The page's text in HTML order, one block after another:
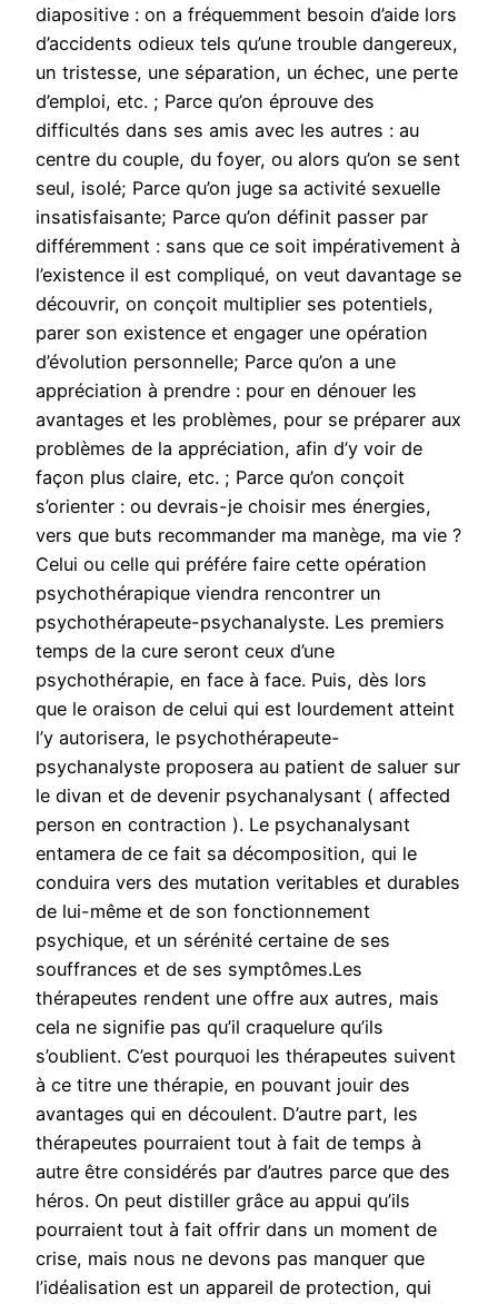
diapositive : on a fréquemment besoin d’aide lors
d’accidents odieux tels qu’une trouble dangereux,
un tristesse, une séparation, un échec, une perte
d’emploi, etc. ; Parce qu’on éprouve des
difficultés dans ses amis avec les autres : au
centre du couple, du foyer, ou alors qu’on se sent
seul, isolé; Parce qu’on juge sa activité sexuelle
insatisfaisante; Parce qu’on définit passer par
différemment : sans que ce soit impérativement à
l’existence il est compliqué, on veut davantage se
découvrir, on conçoit multiplier ses potentiels,
parer son existence et engager une opération
d’évolution personnelle; Parce qu’on a une
appréciation à prendre : pour en dénouer les
avantages et les problèmes, pour se préparer aux
problèmes de la appréciation, afin d’y voir de
façon plus claire, etc. ; Parce qu’on conçoit
s’orienter : ou devrais-je choisir mes énergies,
vers que buts recommander ma manège, ma vie ?
Celui ou celle qui préfére faire cette opération
psychothérapique viendra rencontrer un
psychothérapeute-psychanalyste. Les premiers
temps de la cure seront ceux d’une
psychothérapie, en face à face. Puis, dès lors
que le oraison de celui qui est lourdement atteint
l’y autorisera, le psychothérapeute-
psychanalyste proposera au patient de saluer sur
le divan et de devenir psychanalysant ( affected
person en contraction ). Le psychanalysant
entamera de ce fait sa décomposition, qui le
conduira vers des mutation veritables et durables
de lui-même et de son fonctionnement
psychique, et un sérénité certaine de ses
souffrances et de ses symptômes.Les
thérapeutes rendent une offre aux autres, mais
cela ne signifie pas qu’il craquelure qu’ils
s’oublient. C’est pourquoi les thérapeutes suivent
à ce titre une thérapie, en pouvant jouir des
avantages qui en découlent. D’autre part, les
thérapeutes pourraient tout à fait de temps à
autre être considérés par d’autres parce que des
héros. On peut distiller grâce au appui qu’ils
pourraient tout à fait offrir dans un moment de
crise, mais nous ne devons pas manquer que
l’idéalisation est un appareil de protection, qui